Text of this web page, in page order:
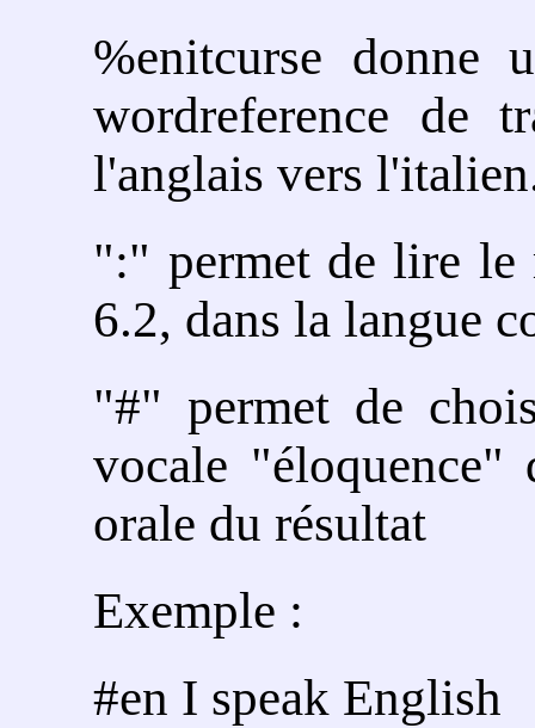
%enitcurse donne
wordreference de
l'anglais vers
":" permet de lire le
6.2, dans la langue
"#" permet de
vocale
orale du résultat
Exemple :
#en I speak English